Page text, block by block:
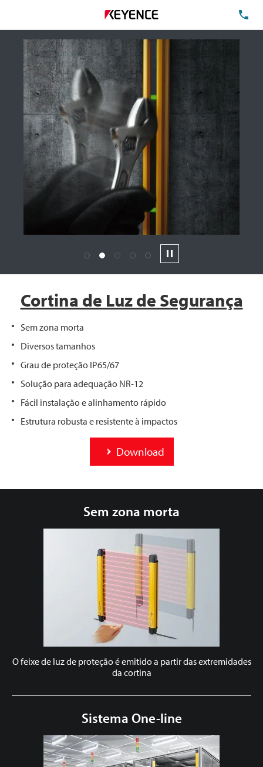
Cortina de Luz de Segurança
Sem zona morta
Diversos tamanhos
Grau de proteção IP65/67
Solução para adequação NR-12
Fácil instalação e alinhamento rápido
Estrutura robusta e resistente à impactos
Download
1 2 3 4 5
Sem zona morta
O feixe de luz de proteção é emitido a partir das extremidades
da cortina
Sistema One-line